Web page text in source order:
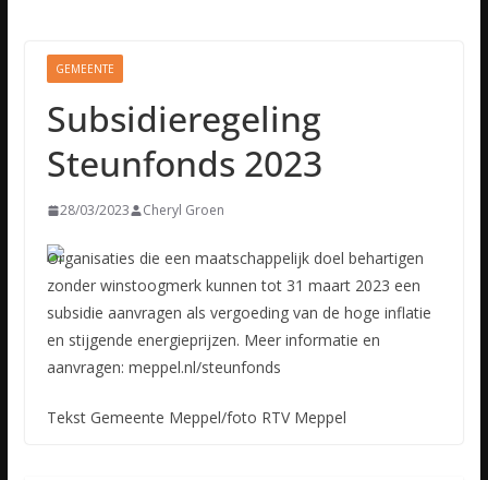
GEMEENTE
Subsidieregeling
Steunfonds 2023
28/03/2023 Cheryl Groen
Organisaties die een maatschappelijk doel behartigen
zonder winstoogmerk kunnen tot 31 maart 2023 een
subsidie aanvragen als vergoeding van de hoge inflatie
en stijgende energieprijzen. Meer informatie en
aanvragen: meppel.nl/steunfonds
Tekst Gemeente Meppel/foto RTV Meppel